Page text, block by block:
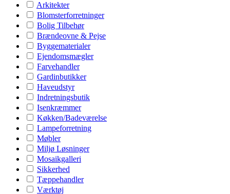
Arkitekter
Blomsterforretninger
Bolig Tilbehør
Brændeovne & Pejse
Byggematerialer
Ejendomsmægler
Farvehandler
Gardinbutikker
Haveudstyr
Indretningsbutik
Isenkræmmer
Køkken/Badeværelse
Lampeforretning
Møbler
Miljø Løsninger
Mosaikgalleri
Sikkerhed
Tæppehandler
Værktøj